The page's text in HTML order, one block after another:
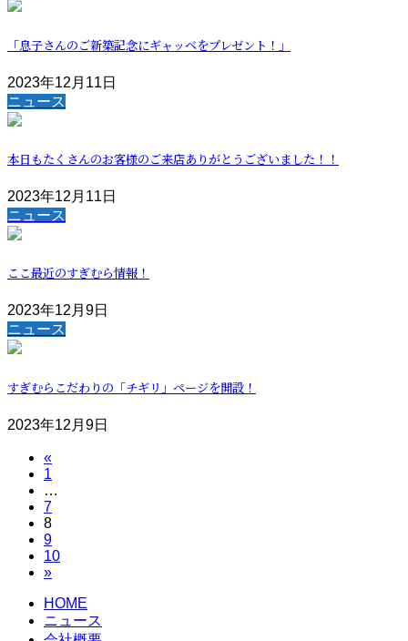
「息子さんのご新築記念にギャッベをプレゼント！」
2023年12月11日
ニュース
本日もたくさんのお客様のご来店ありがとうございました！！
2023年12月11日
ニュース
ここ最近のすぎむら情報！
2023年12月9日
ニュース
すぎむらこだわりの「チギリ」ページを開設！
2023年12月9日
«
固
定
ペ
ー
ジ
1
…
固
定
ペ
ー
ジ
7
固
定
ペ
ー
ジ
8
固
定
ペ
ー
ジ
9
固
定
ペ
ー
ジ
10
»
HOME
ニュース